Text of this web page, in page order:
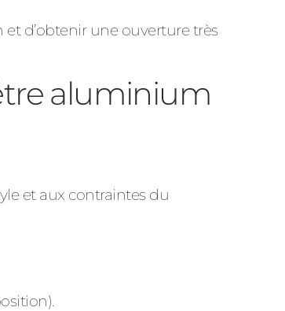
et d’obtenir une ouverture très
aluminium
et aux contraintes du